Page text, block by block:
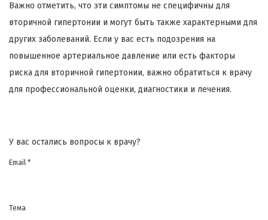
Важно отметить, что эти симптомы не специфичны для
вторичной гипертонии и могут быть также характерными для
других заболеваний. Если у вас есть подозрения на
повышенное артериальное давление или есть факторы
риска для вторичной гипертонии, важно обратиться к врачу
для профессиональной оценки, диагностики и лечения.
У вас остались вопросы к врачу?
Email *
Тема